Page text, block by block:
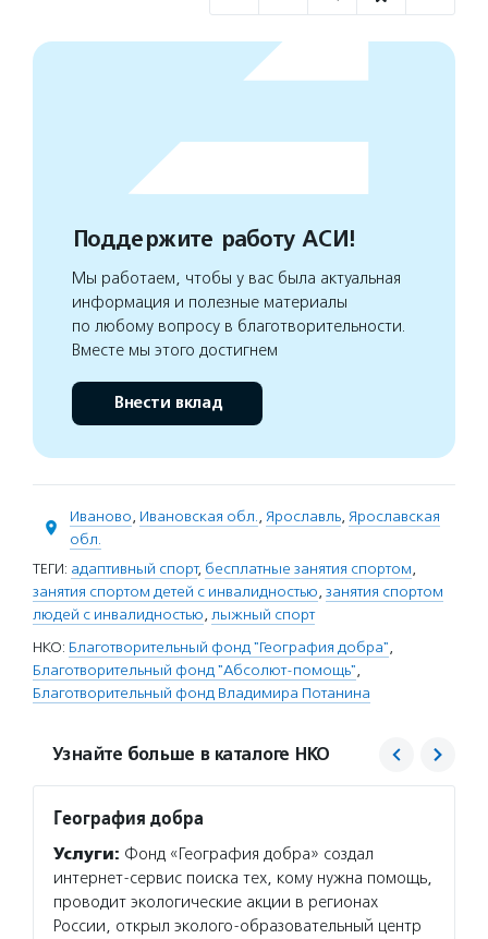
Поддержите работу АСИ!
Мы работаем, чтобы у вас была актуальная
информация и полезные материалы
по любому вопросу в благотворительности.
Вместе мы этого достигнем
Внести вклад
Иваново, Ивановская обл., Ярославль, Ярославская
обл.
ТЕГИ: адаптивный спорт, бесплатные занятия спортом,
занятия спортом детей с инвалидностью, занятия спортом
людей с инвалидностью, лыжный спорт
НКО: Благотворительный фонд "География добра",
Благотворительный фонд "Абсолют-помощь",
Благотворительный фонд Владимира Потанина
Узнайте больше в каталоге НКО
География добра
Услуги: Фонд «География добра» создал
интернет-сервис поиска тех, кому нужна помощь,
проводит экологические акции в регионах
России, открыл эколого-образовательный центр